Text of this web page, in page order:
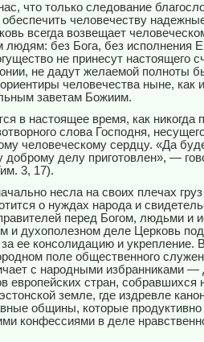
что только следование
человечеству
всегда возвещает
без Бога, без исполнения
не принесут настоящего
не дадут желаемой полноты
человечества ныне, как
заветам Божиим.
в настоящее время, как никогда
слова Господня,
человеческому сердцу. «Да
доброму делу приготовлен», —
3, 17).
несла на своих плечах
о нуждах народа и
перед Богом, людьми и
и духополезном деле Церковь
ее консолидацию и укрепление.
поле общественного
с народными избранниками —
европейских стран, собравшихся
земле, где издревле
общины, которые
конфессиями в деле